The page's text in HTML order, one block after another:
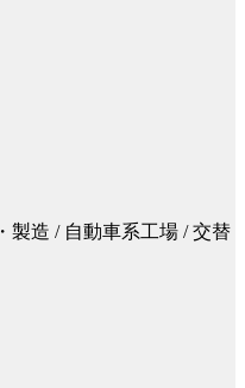
製造 / 自動車系工場 / 交替